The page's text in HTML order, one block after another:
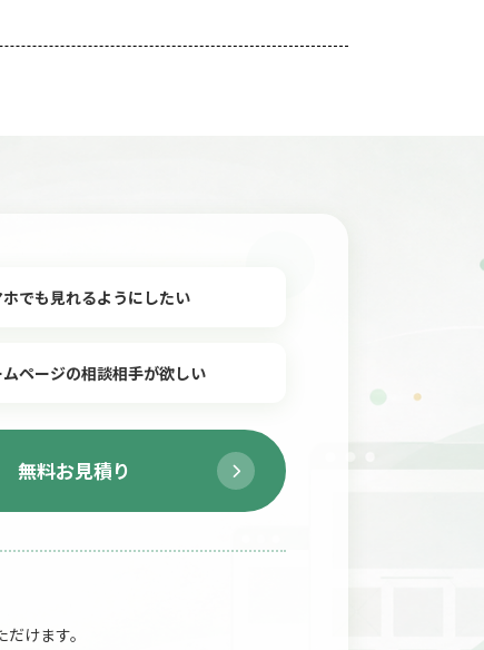
ホでも見れるようにしたい
ページの相談相手が欲しい
無料お見積り
けます。